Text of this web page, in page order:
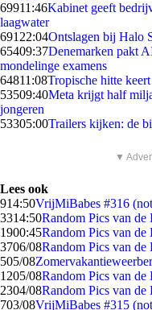
69911:46Kabinet geeft
laagwater
691 22:04Ontslagen bij Halo
65409:37Denemarken pakt
mondelinge examens
64811:08Tropische hitte
53509:40Meta krijgt half
jongeren
53305:00Trailers kijken: de
▼
Lees ook
914:50VrijMiBabes #316
3314:50Random Pics van de
1900:45Random Pics van de
3706/08Random Pics van de
505/08
1205/08Random Pics van de
2304/08Random Pics van de
703/08VrijMiBabes #315